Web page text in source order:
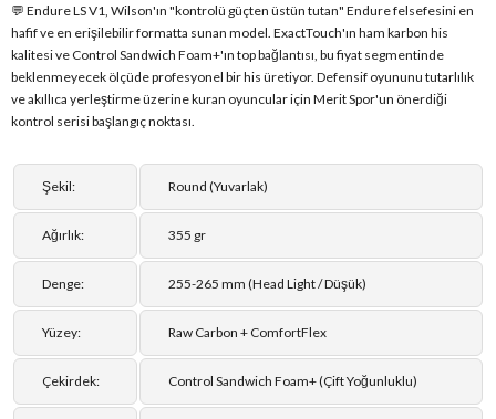
💬 Endure LS V1, Wilson'ın "kontrolü güçten üstün tutan" Endure felsefesini en
hafif ve en erişilebilir formatta sunan model. ExactTouch'ın ham karbon his
kalitesi ve Control Sandwich Foam+'ın top bağlantısı, bu fiyat segmentinde
beklenmeyecek ölçüde profesyonel bir his üretiyor. Defensif oyununu tutarlılık
ve akıllıca yerleştirme üzerine kuran oyuncular için Merit Spor'un önerdiği
kontrol serisi başlangıç noktası.
Şekil: Round (Yuvarlak)
Ağırlık: 355 gr
Denge: 255-265 mm (Head Light / Düşük)
Yüzey: Raw Carbon + ComfortFlex
Çekirdek: Control Sandwich Foam+ (Çift Yoğunluklu)